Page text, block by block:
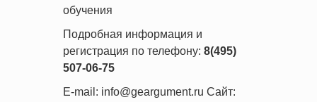
обучения
Подробная информация и
регистрация по телефону: 8(495)
507-06-75
E-mail: info@geargument.ru Сайт: